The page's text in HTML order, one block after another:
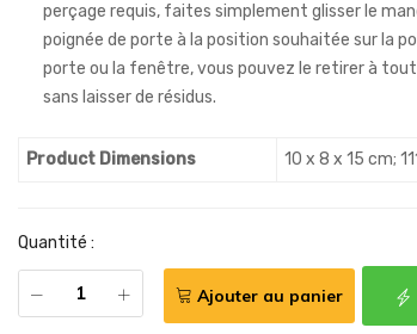
perçage requis, faites simplement glisser le
poignée de porte à la position souhaitée sur la
porte ou la fenêtre, vous pouvez le retirer à
sans laisser de résidus.
Product Dimensions ‎10 x 8 x 15 cm;
Quantité :
Ajouter au panier